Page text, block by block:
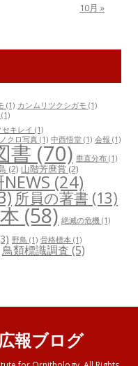
10月 »
(1) カンムリツクシガモ (1)
(1)
セキレイ (1)
クロ写真 (1) 中西悟堂 (1) 会報 (1)
書(70) 垂直分布 (1)
(2) 山階芳麿賞(2)
(24)
所員の著書 (13)
(58) 絶滅の危機 (1)
野鳥 (1) 骨格標本 (1)
鳥類標識調査 (5)
報ブログ